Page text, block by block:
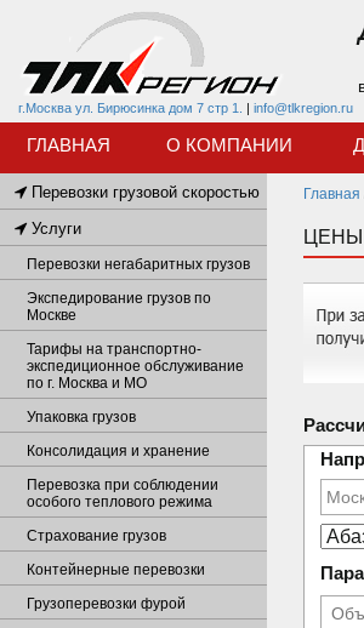
г.Москва ул. Бирюсинка дом 7 стр 1. | info@tlkregion.ru
ГЛАВНАЯ О КОМПАНИИ
Главная
ЦЕНЫ
Перевозки грузовой скоростью
Услуги
Перевозки негабаритных грузов
Экспедирование грузов по
Москве
Тарифы на транспортно-
экспедиционное обслуживание
по г. Москва и МО
Упаковка грузов
Консолидация и хранение
Перевозка при соблюдении
особого теплового режима
Страхование грузов
Контейнерные перевозки
Грузоперевозки фурой